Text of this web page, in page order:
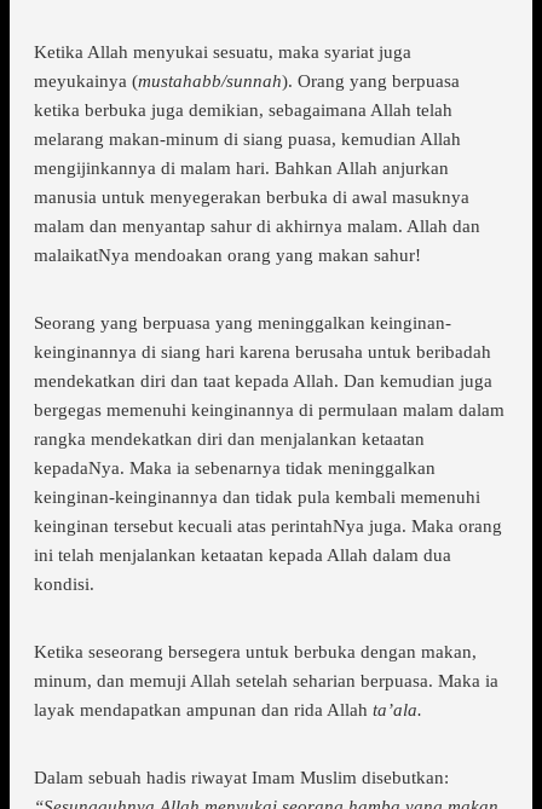
Ketika Allah menyukai sesuatu, maka syariat juga
meyukainya (mustahabb/sunnah). Orang yang berpuasa
ketika berbuka juga demikian, sebagaimana Allah telah
melarang makan-minum di siang puasa, kemudian Allah
mengijinkannya di malam hari. Bahkan Allah anjurkan
manusia untuk menyegerakan berbuka di awal masuknya
malam dan menyantap sahur di akhirnya malam. Allah dan
malaikatNya mendoakan orang yang makan sahur!
Seorang yang berpuasa yang meninggalkan keinginan-
keinginannya di siang hari karena berusaha untuk beribadah
mendekatkan diri dan taat kepada Allah. Dan kemudian juga
bergegas memenuhi keinginannya di permulaan malam dalam
rangka mendekatkan diri dan menjalankan ketaatan
kepadaNya. Maka ia sebenarnya tidak meninggalkan
keinginan-keinginannya dan tidak pula kembali memenuhi
keinginan tersebut kecuali atas perintahNya juga. Maka orang
ini telah menjalankan ketaatan kepada Allah dalam dua
kondisi.
Ketika seseorang bersegera untuk berbuka dengan makan,
minum, dan memuji Allah setelah seharian berpuasa. Maka ia
layak mendapatkan ampunan dan rida Allah ta’ala.
Dalam sebuah hadis riwayat Imam Muslim disebutkan: